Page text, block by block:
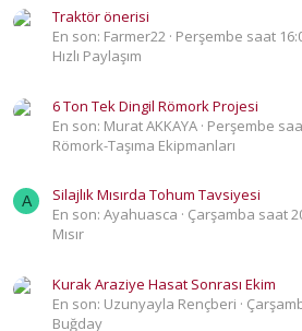
Traktör önerisi
En son: Farmer22 Perşembe saat
Hızlı Paylaşım
6 Ton Tek Dingil Römork Projesi
En son: Murat AKKAYA Perşembe
Römork-Taşıma Ekipmanları
A
Silajlık Mısırda Tohum Tavsiyesi
En son: Ayahuasca
Çarşamba saat
Mısır
Kurak Araziye Hasat Sonrası Ekim
En son: Uzunyayla Rençberi
Buğday